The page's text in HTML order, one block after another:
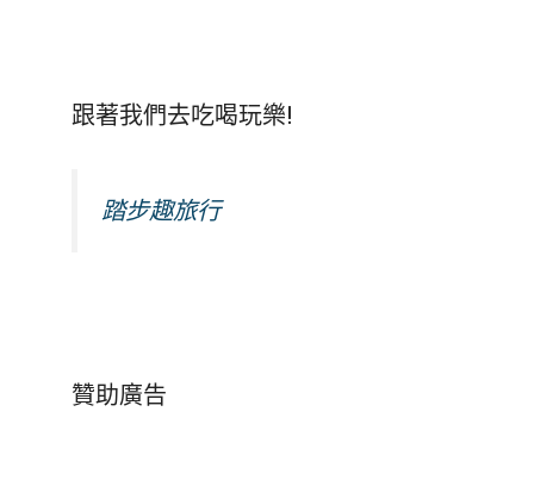
跟著我們去吃喝玩樂!
踏步趣旅行
贊助廣告